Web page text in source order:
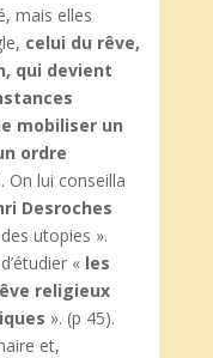
mais elles
celui du rêve,
qui devient
mobiliser un
ordre
On lui conseilla
Desroches
utopies ».
« les
religieux
». (p 45).
et,